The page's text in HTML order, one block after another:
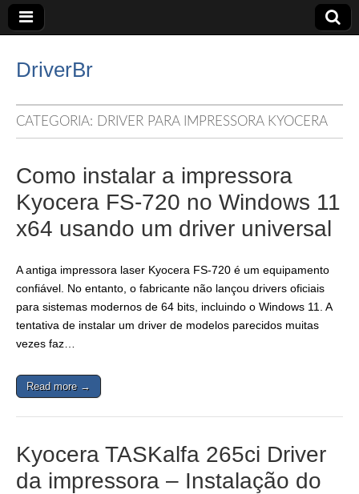
DriverBr
CATEGORIA: DRIVER PARA IMPRESSORA KYOCERA
Como instalar a impressora
Kyocera FS-720 no Windows 11
x64 usando um driver universal
A antiga impressora laser Kyocera FS-720 é um equipamento
confiável. No entanto, o fabricante não lançou drivers oficiais
para sistemas modernos de 64 bits, incluindo o Windows 11. A
tentativa de instalar um driver de modelos parecidos muitas
vezes faz…
Read more →
Kyocera TASKalfa 265ci Driver
da impressora – Instalação do